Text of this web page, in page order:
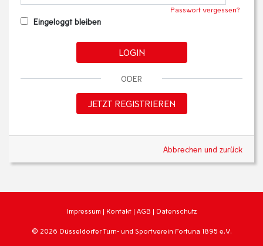
Passwort vergessen?
Eingeloggt bleiben
LOGIN
ODER
JETZT REGISTRIEREN
Abbrechen und zurück
Impressum | Kontakt | AGB | Datenschutz
© 2026 Düsseldorfer Turn- und Sportverein Fortuna 1895 e.V.